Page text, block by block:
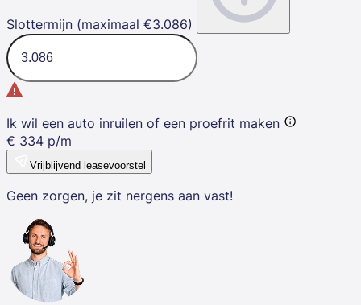
Slottermijn (maximaal €3.086)
Ik wil een auto inruilen of een proefrit maken
€ 334 p/m
Vrijblijvend leasevoorstel
Geen zorgen, je zit nergens aan vast!